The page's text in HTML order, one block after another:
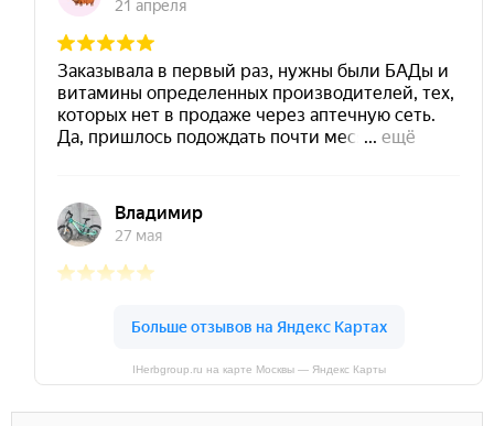
IHerbgroup.ru на карте Москвы — Яндекс Карты